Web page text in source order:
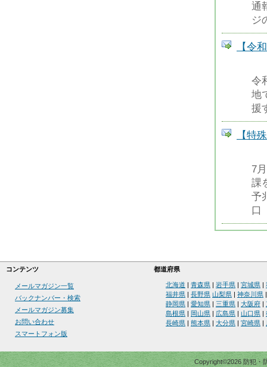
通
ジ
【令
令
地
援
【特
7
課
予
口
コンテンツ 都道府県
メールマガジン一覧
バックナンバー・検索
メールマガジン募集
お問い合わせ
スマートフォン版
北海道 青森県 岩手県 宮城県
福井県
長野県 山梨県 神奈川県
静岡県
愛知県 三重県 大阪府
島根県
岡山県 広島県 山口県
長崎県
熊本県 大分県 宮崎県
Copyright©2026 防犯・